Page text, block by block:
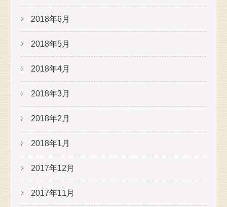
2018年6月
2018年5月
2018年4月
2018年3月
2018年2月
2018年1月
2017年12月
2017年11月